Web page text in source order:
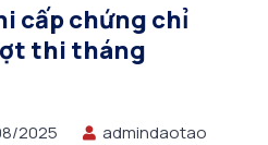
cấp chứng chỉ
thi tháng
2025 admindaotao